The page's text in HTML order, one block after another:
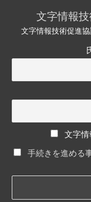
文字情報
文字情報技術促進
文字
手続きを進める